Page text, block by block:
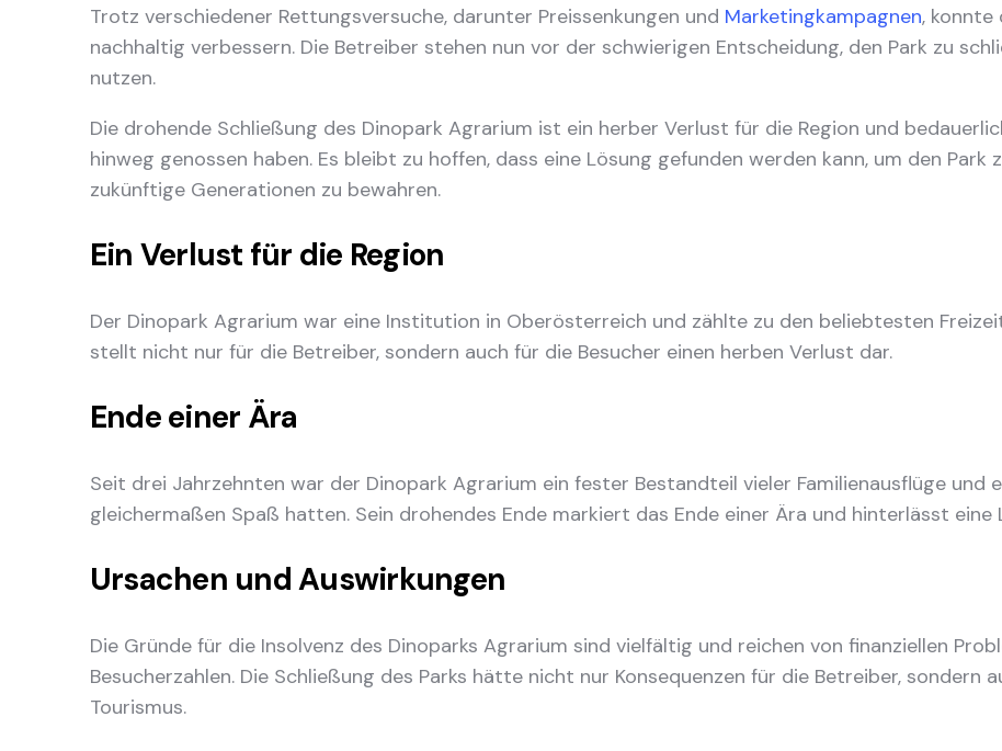
Trotz verschiedener Rettungsversuche, darunter Preissenkungen und Marketingkampagnen, konnte
nachhaltig verbessern. Die Betreiber stehen nun vor der schwierigen Entscheidung, den Park zu
nutzen.
Die drohende Schließung des Dinopark Agrarium ist ein herber Verlust für die Region und
hinweg genossen haben. Es bleibt zu hoffen, dass eine Lösung gefunden werden kann, um den Park
zukünftige Generationen zu bewahren.
Ein Verlust für die Region
Der Dinopark Agrarium war eine Institution in Oberösterreich und zählte zu den beliebtesten
stellt nicht nur für die Betreiber, sondern auch für die Besucher einen herben Verlust dar.
Ende einer Ära
Seit drei Jahrzehnten war der Dinopark Agrarium ein fester Bestandteil vieler Familienausflüge und
gleichermaßen Spaß hatten. Sein drohendes Ende markiert das Ende einer Ära und hinterlässt eine
Ursachen und Auswirkungen
Die Gründe für die Insolvenz des Dinoparks Agrarium sind vielfältig und reichen von finanziellen
Besucherzahlen. Die Schließung des Parks hätte nicht nur Konsequenzen für die Betreiber, sondern
Tourismus.